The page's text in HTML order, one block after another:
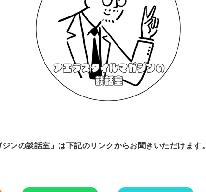
ジンの談話室」は下記のリンクからお聞きいただけます。